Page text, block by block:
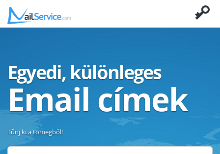
Egyedi, különleges
Email címek
Tűnj ki a tömegből!